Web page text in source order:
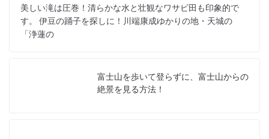
美しい滝は圧巻！清らかな水と壮観なワサビ田も印象的で
す。 伊豆の踊子を探しに！川端康成ゆかりの地・天城の
「浄蓮の
富士山を歩いて登らずに、富士山からの
絶景を見る方法！